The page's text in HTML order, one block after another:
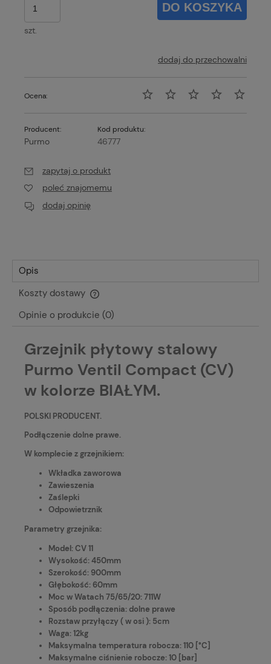
szt.
DO KOSZYKA
dodaj do przechowalni
Ocena:
Producent:
Purmo
Kod produktu:
46777
zapytaj o produkt
poleć znajomemu
dodaj opinię
Opis
Koszty dostawy
Cena nie zawiera ewentualnych kosztów płatności
Opinie o produkcie (0)
Grzejnik płytowy stalowy
Purmo Ventil Compact (CV)
w kolorze BIAŁYM.
POLSKI PRODUCENT.
Podłączenie dolne prawe.
W komplecie z grzejnikiem:
Wkładka zaworowa
Zawieszenia
Zaślepki
Odpowietrznik
Parametry grzejnika:
Model: CV 11
Wysokość: 450mm
Szerokość: 900mm
Głębokość: 60mm
Moc w Watach 75/65/20: 711W
Sposób podłączenia: dolne prawe
Rozstaw przyłączy ( w osi ): 5cm
Waga: 12kg
Maksymalna temperatura robocza: 110 [°C]
Maksymalne ciśnienie robocze: 10 [bar]